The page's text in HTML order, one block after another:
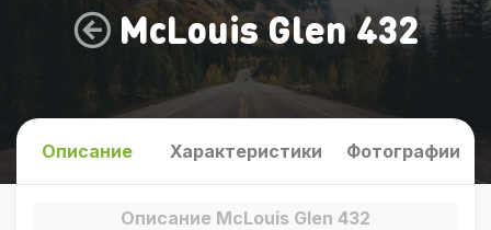
McLouis Glen 432
Описание Характеристики Фотографии
Описание McLouis Glen 432